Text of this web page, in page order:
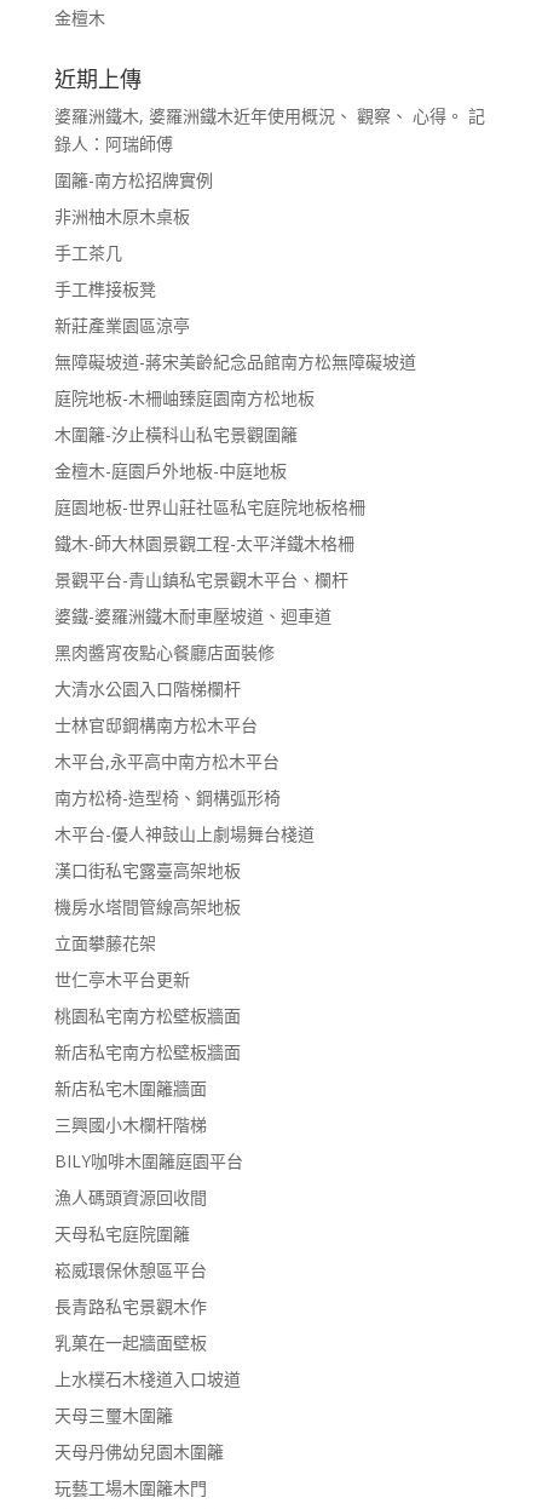
金檀木
近期上傳
婆羅洲鐵木, 婆羅洲鐵木近年使用概況、 觀察、 心得。 記
錄人：阿瑞師傅
圍籬-南方松招牌實例
非洲柚木原木桌板
手工茶几
手工榫接板凳
新莊產業園區涼亭
無障礙坡道-蔣宋美齡紀念品館南方松無障礙坡道
庭院地板-木柵岫臻庭園南方松地板
木圍籬-汐止橫科山私宅景觀圍籬
金檀木-庭園戶外地板-中庭地板
庭園地板-世界山莊社區私宅庭院地板格柵
鐵木-師大林園景觀工程-太平洋鐵木格柵
景觀平台-青山鎮私宅景觀木平台、欄杆
婆鐵-婆羅洲鐵木耐車壓坡道、迴車道
黑肉醬宵夜點心餐廳店面裝修
大清水公園入口階梯欄杆
士林官邸鋼構南方松木平台
木平台,永平高中南方松木平台
南方松椅-造型椅、鋼構弧形椅
木平台-優人神鼓山上劇場舞台棧道
漢口街私宅露臺高架地板
機房水塔間管線高架地板
立面攀藤花架
世仁亭木平台更新
桃園私宅南方松壁板牆面
新店私宅南方松壁板牆面
新店私宅木圍籬牆面
三興國小木欄杆階梯
BILY咖啡木圍籬庭園平台
漁人碼頭資源回收間
天母私宅庭院圍籬
崧威環保休憩區平台
長青路私宅景觀木作
乳菓在一起牆面壁板
上水樸石木棧道入口坡道
天母三璽木圍籬
天母丹佛幼兒園木圍籬
玩藝工場木圍籬木門